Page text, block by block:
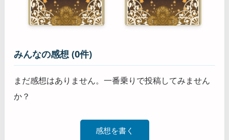
みんなの感想 (0件)
まだ感想はありません。一番乗りで投稿してみません
か？
感想を書く